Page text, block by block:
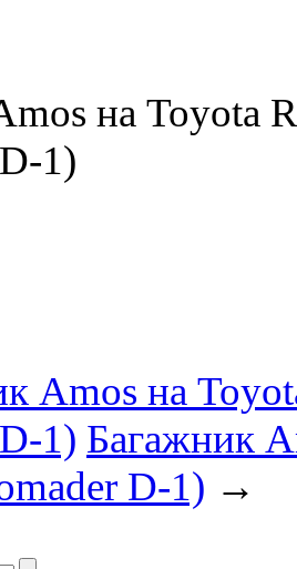
на Toyota
1)
Amos на
1) Багажник
D-1) →